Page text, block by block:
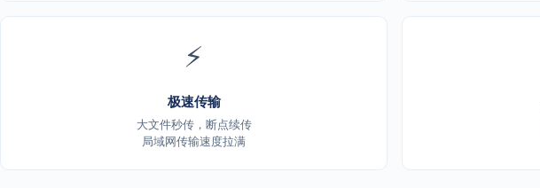
⚡
极速传输
大文件秒传，断点续传
局域网传输速度拉满